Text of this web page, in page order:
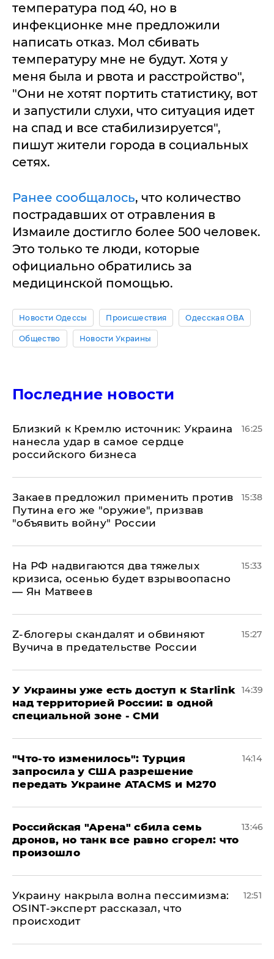
температура под 40, но в
инфекционке мне предложили
написать отказ. Мол сбивать
температуру мне не будут. Хотя у
меня была и рвота и расстройство",
"Они не хотят портить статистику, вот
и запустили слухи, что ситуация идет
на спад и все стабилизируется",
пишут жители города в социальных
сетях.
Ранее сообщалось, что количество
пострадавших от отравления в
Измаиле достигло более 500 человек.
Это только те люди, которые
официально обратились за
медицинской помощью.
Новости Одессы Происшествия Одесская ОВА
Общество Новости Украины
Последние новости
Близкий к Кремлю источник: Украина
нанесла удар в самое сердце
российского бизнеса
16:25
Закаев предложил применить против
Путина его же "оружие", призвав
"объявить войну" России
15:38
На РФ надвигаются два тяжелых
кризиса, осенью будет взрывоопасно
— Ян Матвеев
15:33
Z-блогеры скандалят и обвиняют
Вучича в предательстве России
15:27
У Украины уже есть доступ к Starlink
над территорией России: в одной
специальной зоне - СМИ
14:39
​"Что-то изменилось": Турция
запросила у США разрешение
передать Украине ATACMS и M270
14:14
​Российская "Арена" сбила семь
дронов, но танк все равно сгорел: что
произошло
13:46
​Украину накрыла волна пессимизма:
OSINT-эксперт рассказал, что
происходит
12:51